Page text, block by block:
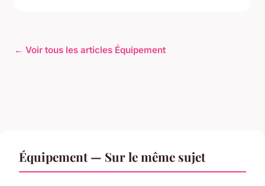
← Voir tous les articles Équipement
Équipement — Sur le même sujet